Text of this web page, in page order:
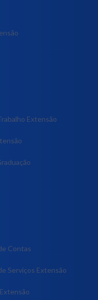
Extensão
Contas
Serviços Extensão